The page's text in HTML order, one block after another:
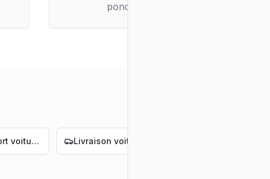
ponctuelle
Transport voiture Nantes